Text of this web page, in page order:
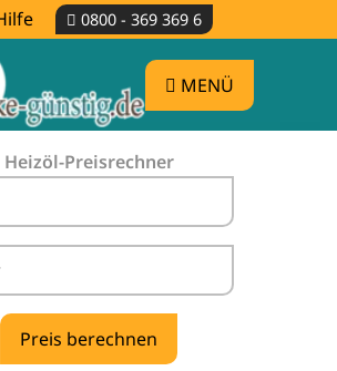
0800 - 369 369 6
MENÜ
Heizöl-Preisrechner
Goldenstädt -
günstig tanken